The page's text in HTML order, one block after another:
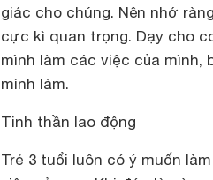
giác cho chúng. Nên nhớ
cực kì quan trọng. Dạy cho
mình làm các việc của
mình làm.
Tinh thần lao động
Trẻ 3 tuổi luôn có ý muốn